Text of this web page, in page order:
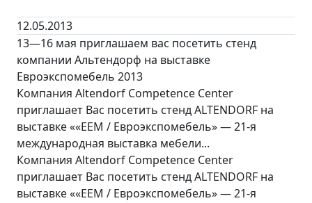
12.05.2013
13—16 мая приглашаем вас посетить стенд
компании Альтендорф на выставке
Евроэкспомебель 2013
Компания Altendorf Competence Center
приглашает Вас посетить стенд ALTENDORF на
выставке ««ЕЕМ / Евроэкспомебель» — 21-я
международная выставка мебели...
Компания Altendorf Competence Center
приглашает Вас посетить стенд ALTENDORF на
выставке ««ЕЕМ / Евроэкспомебель» — 21-я